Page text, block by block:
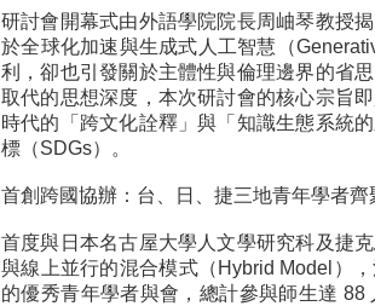
研討會開幕式由外語學院院長周岫琴教授
於全球化加速與生成式人工智慧（
利，卻也引發關於主體性與倫理邊界的省
取代的思想深度，本次研討會的核心宗旨
時代的「跨文化詮釋」與「知識生態系統
標（SDGs）。
首創跨國協辦：台、日、捷三地青年學者齊
首度與日本名古屋大學人文學研究科及捷
與線上並行的混合模式（Hybrid Model）
的優秀青年學者與會，總計參與師生達